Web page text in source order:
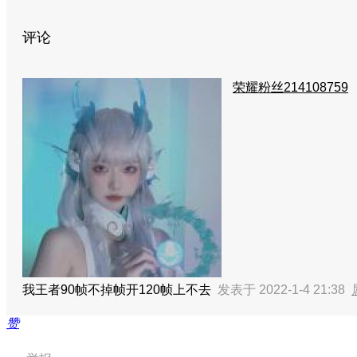
评论
荣耀粉丝214108759
我王者90帧不掉帧开120帧上不去 发表于 2022-1-4 21:38
赞